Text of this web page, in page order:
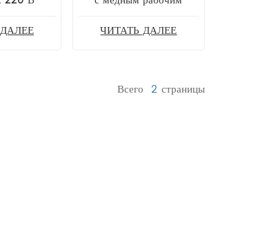
энергосберегающий и
долговечный
ЧИТАТЬ ДАЛЕЕ
Всего 2 Страницы